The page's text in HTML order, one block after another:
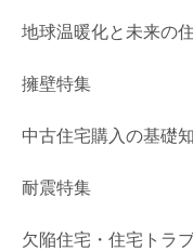
地球温暖化と未来の
擁壁特集
中古住宅購入の基礎
耐震特集
欠陥住宅・住宅トラ